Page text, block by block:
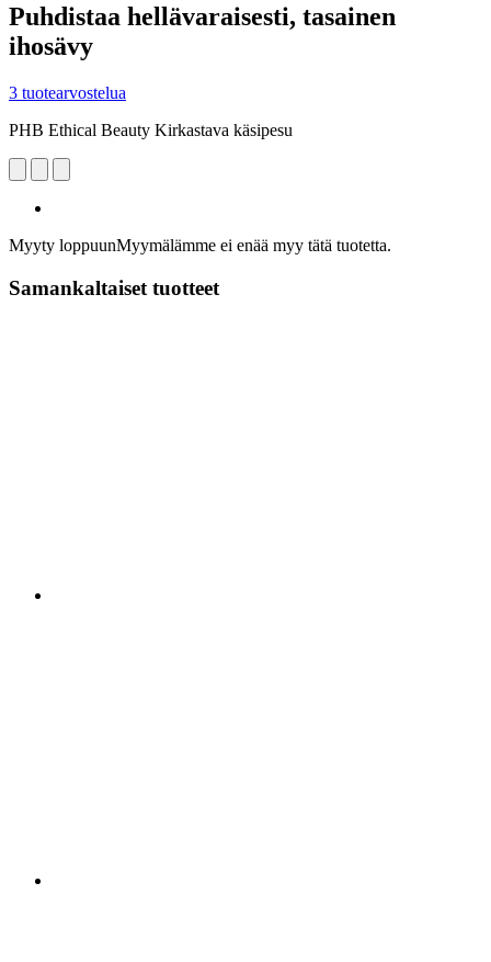
Puhdistaa hellävaraisesti, tasainen
ihosävy
3 tuotearvostelua
PHB Ethical Beauty Kirkastava käsipesu
Myyty loppuunMyymälämme ei enää myy tätä tuotetta.
Samankaltaiset tuotteet